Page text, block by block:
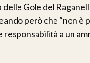
Gole del
però che “non è
a un